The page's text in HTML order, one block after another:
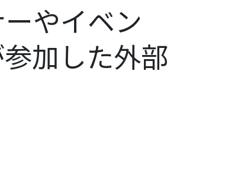
やイベン
加した外部